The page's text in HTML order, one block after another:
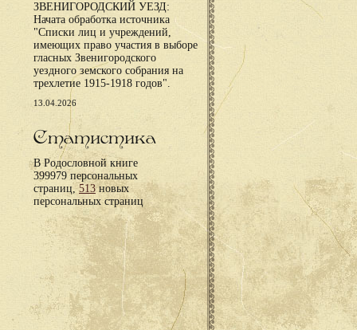
ЗВЕНИГОРОДСКИЙ УЕЗД:
Начата обработка источника
"Списки лиц и учреждений,
имеющих право участия в выборе
гласных Звенигородского
уездного земского собрания на
трехлетие 1915-1918 годов".
13.04.2026
Статистика
В Родословной книге
399979 персональных
страниц,513новых
персональных страниц